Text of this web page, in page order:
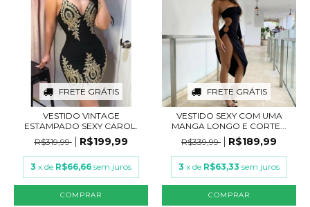
FRETE GRÁTIS
VESTIDO VINTAGE
ESTAMPADO SEXY CAROL.
R$319,99
R$199,99
3 x de R$66,66 sem juros
COMPRAR
FRETE GRÁTIS
VESTIDO SEXY COM UMA
MANGA LONGO E CORTE...
R$339,99
R$189,99
3 x de R$63,33 sem juros
COMPRAR